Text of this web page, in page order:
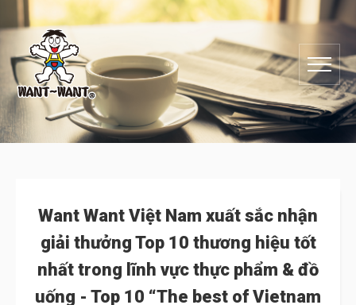
Want Want Việt Nam xuất sắc nhận
giải thưởng Top 10 thương hiệu tốt
nhất trong lĩnh vực thực phẩm & đồ
uống - Top 10 “The best of Vietnam